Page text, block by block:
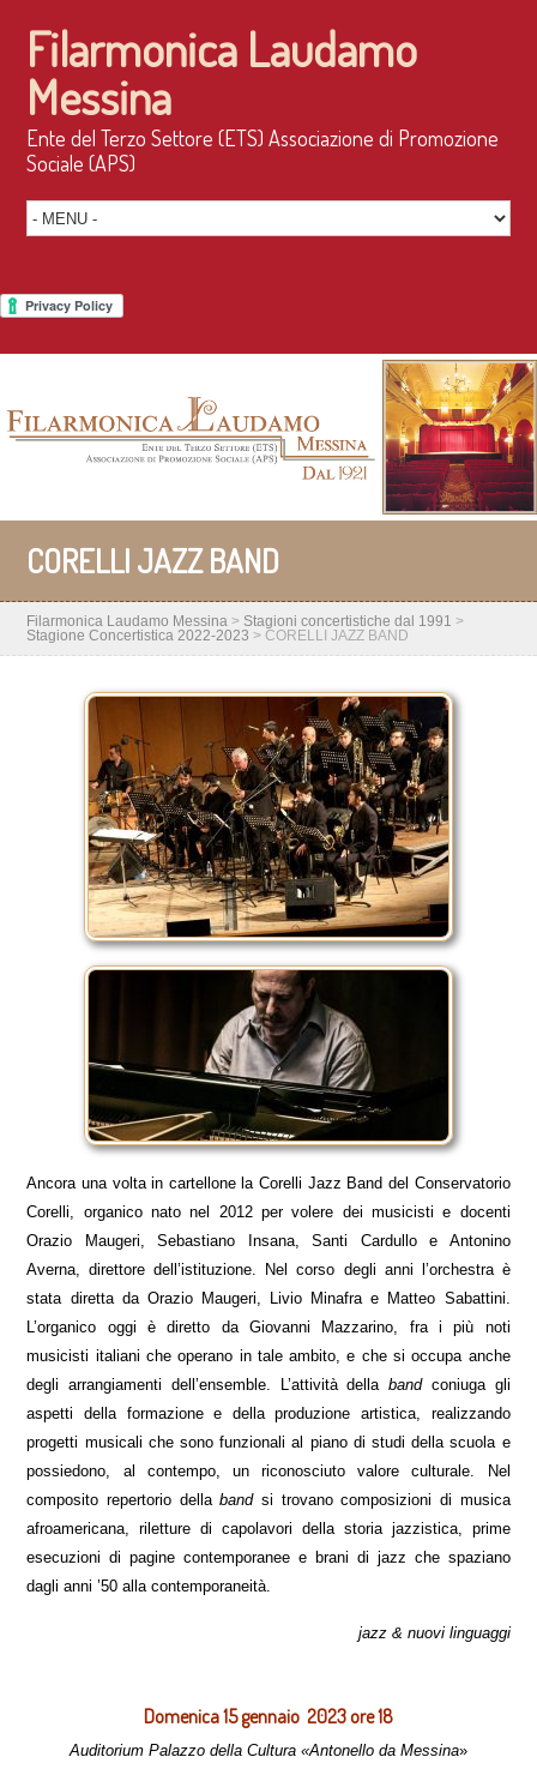
Filarmonica Laudamo
Messina
Ente del Terzo Settore (ETS) Associazione di Promozione
Sociale (APS)
CORELLI JAZZ BAND
Filarmonica Laudamo Messina > Stagioni concertistiche dal 1991 >
Stagione Concertistica 2022-2023 >CORELLI JAZZ BAND
Ancora una volta in cartellone la Corelli Jazz Band del Conservatorio
Corelli, organico nato nel 2012 per volere dei musicisti e docenti
Orazio Maugeri, Sebastiano Insana, Santi Cardullo e Antonino
Averna, direttore dell’istituzione. Nel corso degli anni l’orchestra è
stata diretta da Orazio Maugeri, Livio Minafra e Matteo Sabattini.
L’organico oggi è diretto da Giovanni Mazzarino, fra i più noti
musicisti italiani che operano in tale ambito, e che si occupa anche
degli arrangiamenti dell’ensemble. L’attività dellabandconiuga gli
aspetti della formazione e della produzione artistica, realizzando
progetti musicali che sono funzionali al piano di studi della scuola e
possiedono, al contempo, un riconosciuto valore culturale. Nel
composito repertorio dellabandsi trovano composizioni di musica
afroamericana, riletture di capolavori della storia jazzistica, prime
esecuzioni di pagine contemporanee e brani di jazz che spaziano
dagli anni ’50 alla contemporaneità.
jazz & nuovi linguaggi
Domenica 15 gennaio 2023 ore 18
Auditorium Palazzo della Cultura «Antonello da Messina»